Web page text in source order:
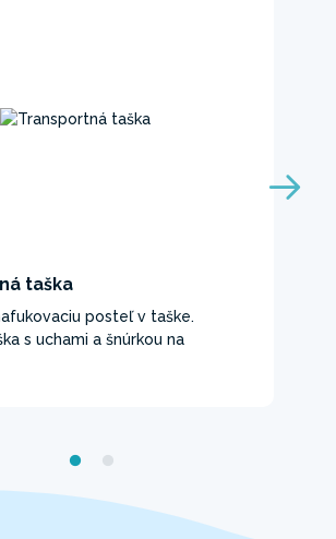
taška
posteľ v taške.
s uchami a šnúrkou na